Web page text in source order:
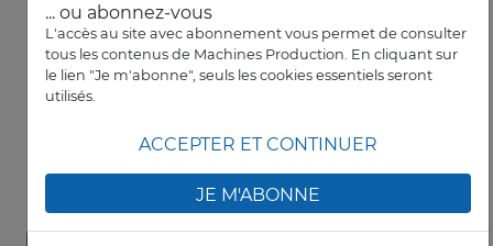
... ou abonnez-vous
L'accès au site avec abonnement vous permet de consulter
tous les contenus de Machines Production. En cliquant sur
le lien "Je m'abonne", seuls les cookies essentiels seront
utilisés.
ACCEPTER ET CONTINUER
JE M'ABONNE
pour l’industrie intelligente